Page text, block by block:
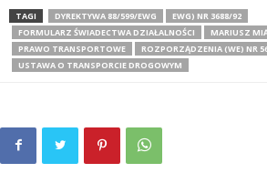
TAGI DYREKTYWA 88/599/EWG
EWG) NR 3688/92
FORMULARZ ŚWIADECTWA DZIAŁALNOŚCI
MARIUSZ
PRAWO TRANSPORTOWE
ROZPORZĄDZENIA (WE) NR
USTAWA O TRANSPORCIE DROGOWYM